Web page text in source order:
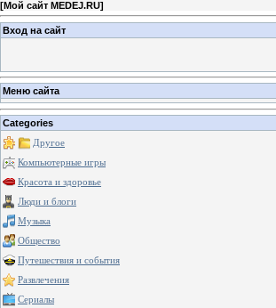
[Мой сайт MEDEJ.RU]
Вход на сайт
Меню сайта
Categories
Другое
Компьютерные игры
Красота и здоровье
Люди и блоги
Музыка
Общество
Путешествия и события
Развлечения
Сериалы